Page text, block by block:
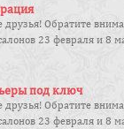
друзья! Обратите
23 февраля и 8
под ключ
друзья! Обратите
23 февраля и 8